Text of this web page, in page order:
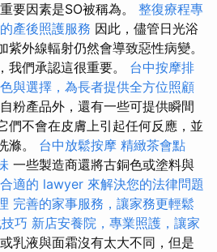
要因素是SO被稱為。 整復療程專
產後照護服務 因此，儘管日光浴
外線輻射仍然會導致惡性病變。
我們承認這很重要。 台中按摩排
與選擇，為長者提供全方位照顧
粉產品外，還有一些可提供瞬間
們不會在皮膚上引起任何反應，並
滌。 台中放鬆按摩 精緻茶會點
一些製造商還將古銅色或塗料與
適的 lawyer 來解決您的法律問題
完善的家事服務，讓家務更輕鬆
巧 新店安養院，專業照護，讓家
乳液與面霜沒有太大不同，但是